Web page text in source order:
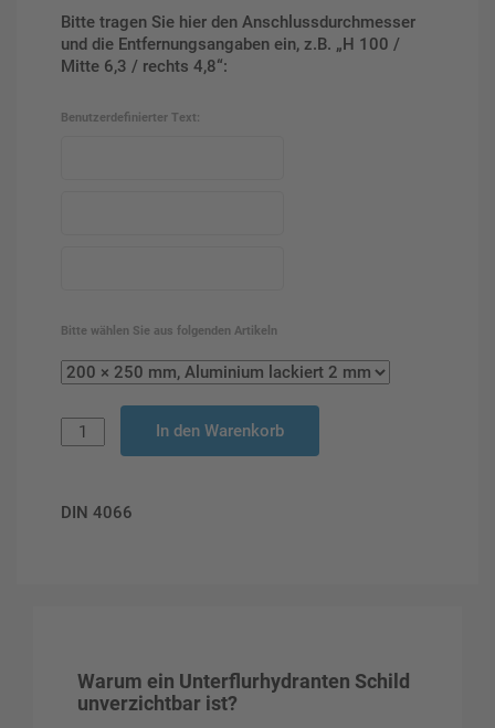
Bitte tragen Sie hier den Anschlussdurchmesser
und die Entfernungsangaben ein, z.B. „H 100 /
Mitte 6,3 / rechts 4,8“:
Benutzerdefinierter Text:
Bitte wählen Sie aus folgenden Artikeln
In den Warenkorb
DIN 4066
Warum ein Unterflurhydranten Schild
unverzichtbar ist?